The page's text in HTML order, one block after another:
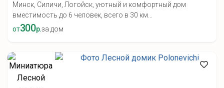
Минск, Силичи, Логойск, уютный и комфортный дом
вместимость до 6 человек, всего в 30 км...
от300р.за дом